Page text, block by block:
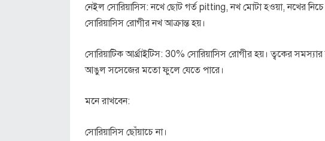
নেইল সোরিয়াসিস: নখে ছোট গর্ত pitting, নখ মোটা হওয়া, নখের
সোরিয়াসিস রোগীর নখ আক্রান্ত হয়।
সোরিয়াটিক আর্থ্রাইটিস: 30% সোরিয়াসিস রোগীর হয়। ত্বকের
আঙুল সসেজের মতো ফুলে যেতে পারে।
মনে রাখবেন:
সোরিয়াসিস ছোঁয়াচে না।